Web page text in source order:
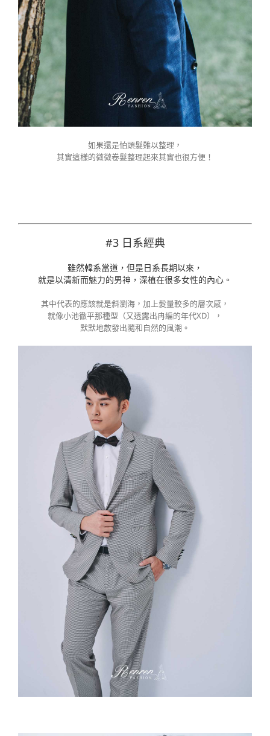
如果還是怕頭髮難以整理，
其實這樣的微微卷髮整理起來其實也很方便！
#3 日系經典
雖然韓系當道，但是日系長期以來，
就是以清新而魅力的男神，深植在很多女性的內心。
其中代表的應該就是斜瀏海，加上髮量較多的層次感，
就像小池徹平那種型（又透露出冉編的年代XD），
默默地散發出隨和自然的風潮。